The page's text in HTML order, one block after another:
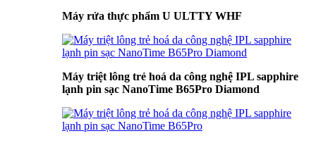
Máy rửa thực phẩm U ULTTY WHF
Máy triệt lông trẻ hoá da công nghệ IPL sapphire
lạnh pin sạc NanoTime B65Pro Diamond